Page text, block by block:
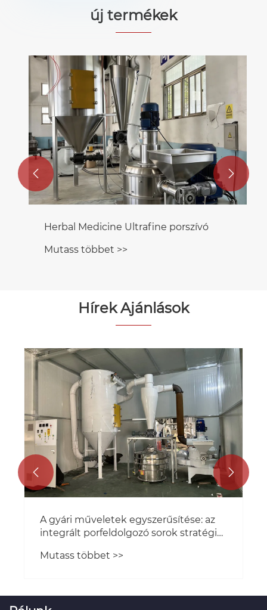
új termékek
Herbal Medicine Ultrafine porszívó
Mutass többet >>
 
Hírek Ajánlások
A gyári műveletek egyszerűsítése: az
integrált porfeldolgozó sorok stratégiai
Mutass többet >>
 